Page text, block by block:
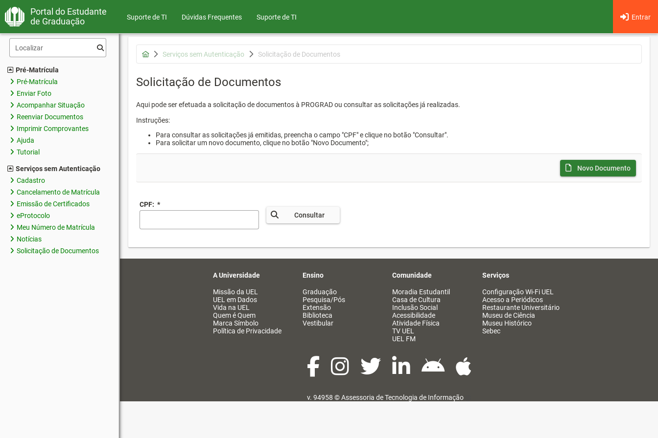
Portal do Estudante
de Graduação
Suporte de TI Dúvidas Frequentes Entrar
Suporte de TI
Pré-Matrícula
Pré-Matrícula
Enviar Foto
Acompanhar Situação
Reenviar Documentos
Imprimir Comprovantes
Ajuda
Tutorial
Serviços sem Autenticação
Cadastro
Cancelamento de Matrícula
Emissão de Certificados
eProtocolo
Meu Número de Matrícula
Notícias
Solicitação de Documentos
Serviços sem Autenticação Solicitação de Documentos
Solicitação de Documentos
Aqui pode ser efetuada a solicitação de documentos à PROGRAD ou consultar as solicitações já realizadas.
Instruções:
Para consultar as solicitações já emitidas, preencha o campo "CPF" e clique no botão "Consultar".
Para solicitar um novo documento, clique no botão "Novo Documento";
Novo Documento
CPF: *
Consultar
A Universidade
Missão da UEL
UEL em Dados
Vida na UEL
Quem é Quem
Marca Símbolo
Política de Privacidade
Ensino
Graduação
Pesquisa/Pós
Extensão
Biblioteca
Vestibular
Comunidade
Moradia Estudantil
Casa de Cultura
Inclusão Social
Acessibilidade
Atividade Física
TV UEL
UEL FM
Serviços
Configuração Wi-Fi UEL
Acesso a Periódicos
Restaurante Universitário
Museu de Ciência
Museu Histórico
Sebec
v. 94958 ©Assessoria de Tecnologia de Informação